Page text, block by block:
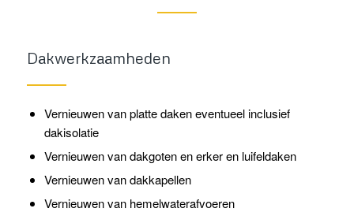
Dakwerkzaamheden
Vernieuwen van platte daken eventueel inclusief
dakisolatie
Vernieuwen van dakgoten en erker en luifeldaken
Vernieuwen van dakkapellen
Vernieuwen van hemelwaterafvoeren